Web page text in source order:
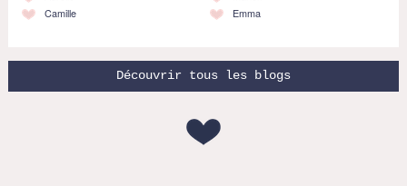
Camille
Emma
Découvrir tous les blogs